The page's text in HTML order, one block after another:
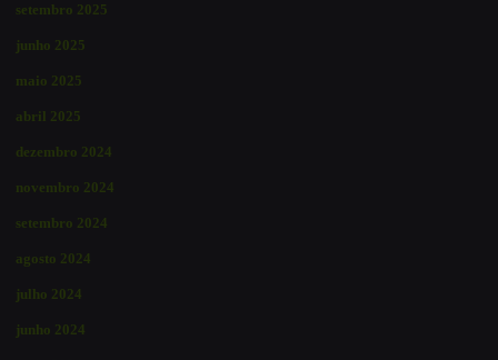
setembro 2025
junho 2025
maio 2025
abril 2025
dezembro 2024
novembro 2024
setembro 2024
agosto 2024
julho 2024
junho 2024